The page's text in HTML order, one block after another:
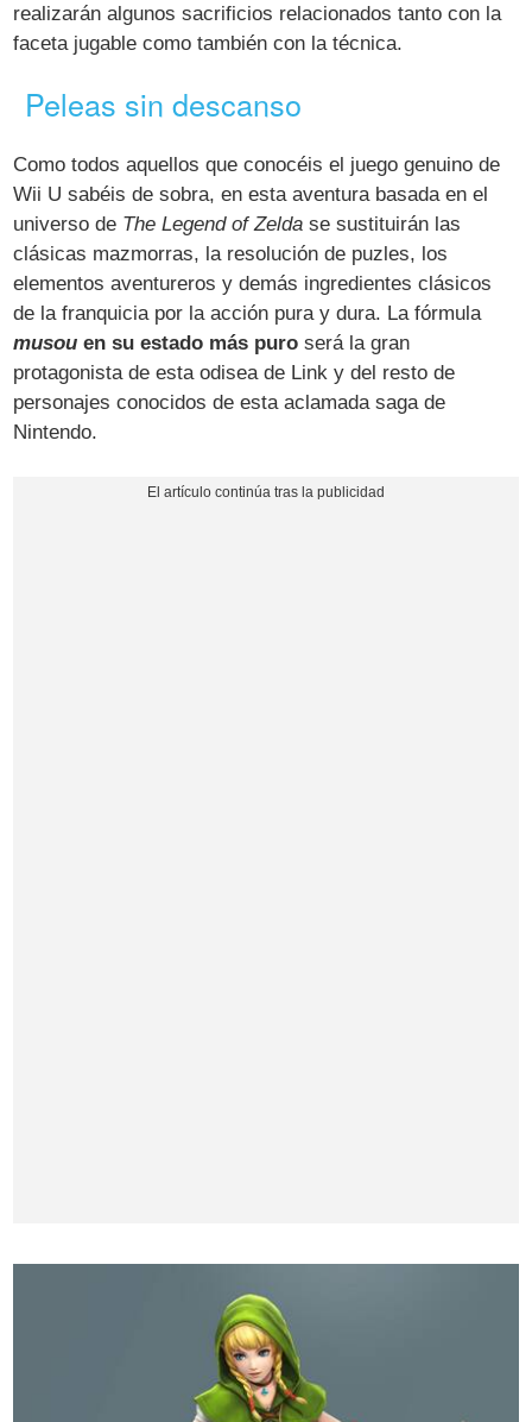
realizarán algunos sacrificios relacionados tanto con la
faceta jugable como también con la técnica.
Peleas sin descanso
Como todos aquellos que conocéis el juego genuino de
Wii U sabéis de sobra, en esta aventura basada en el
universo de The Legend of Zelda se sustituirán las
clásicas mazmorras, la resolución de puzles, los
elementos aventureros y demás ingredientes clásicos
de la franquicia por la acción pura y dura. La fórmula
musou en su estado más puro será la gran
protagonista de esta odisea de Link y del resto de
personajes conocidos de esta aclamada saga de
Nintendo.